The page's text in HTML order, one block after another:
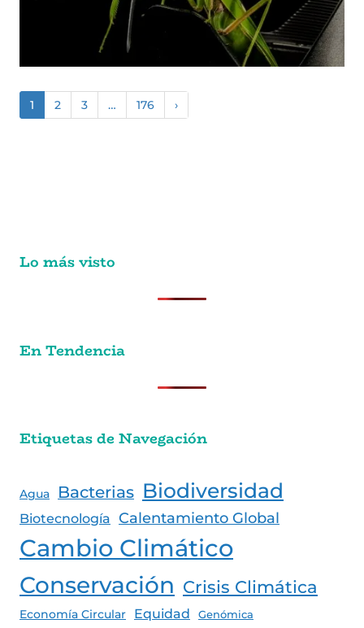
1 2 3 … 176 ›
Lo más visto
En Tendencia
Etiquetas de Navegación
Agua Bacterias Biodiversidad
Biotecnología Calentamiento Global
Cambio Climático
Conservación Crisis Climática
Economía Circular Equidad Genómica